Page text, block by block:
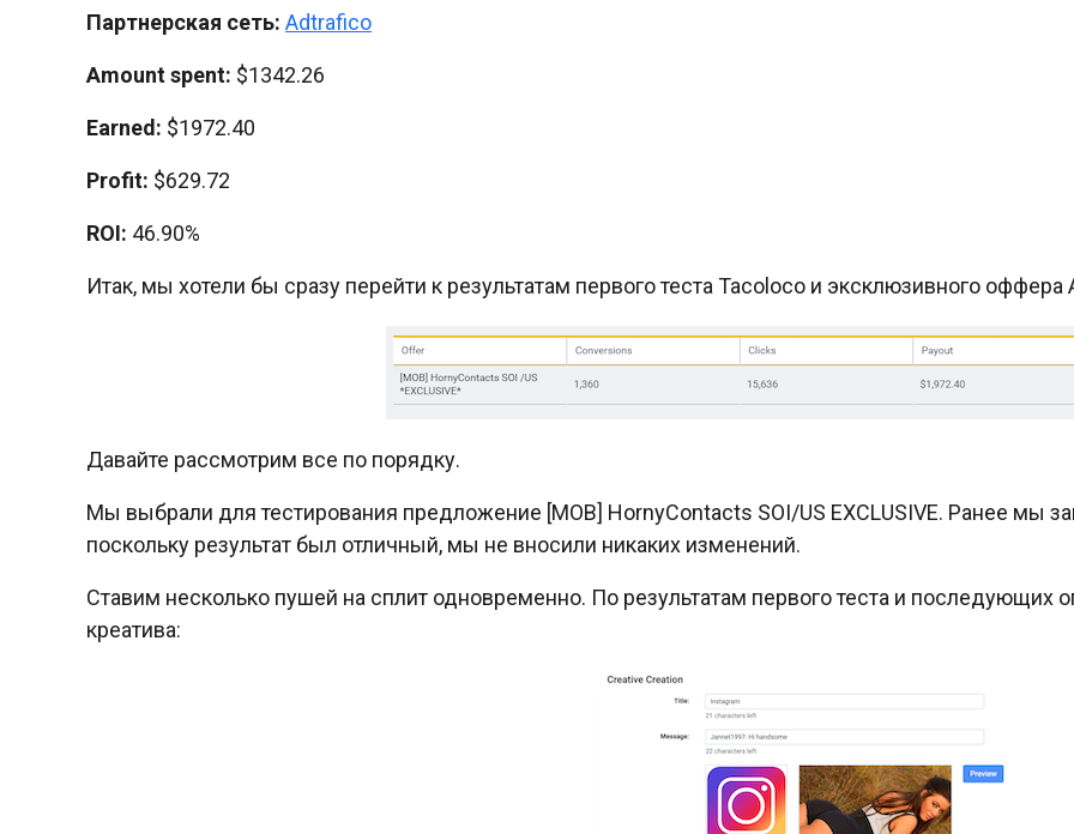
Партнерская сеть: Adtrafico
Amount spent: $1342.26
Earned: $1972.40
Profit: $629.72
ROI: 46.90%
Итак, мы хотели бы сразу перейти к результатам первого теста Tacoloco и эксклюзивного оффера
Давайте рассмотрим все по порядку.
Мы выбрали для тестирования предложение [MOB] HornyContacts SOI/US EXCLUSIVE. Ранее мы
поскольку результат был отличный, мы не вносили никаких изменений.
Ставим несколько пушей на сплит одновременно. По результатам первого теста и
креатива: